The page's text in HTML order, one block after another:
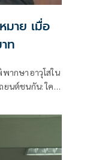
าย เมื่อ
ท
ากษาอาวุโสใน
ยนต์ชนกัน: ใคร